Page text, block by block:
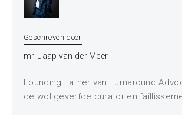
Geschreven door
mr. Jaap van der Meer
Founding Father van Turnaround
de wol geverfde curator en